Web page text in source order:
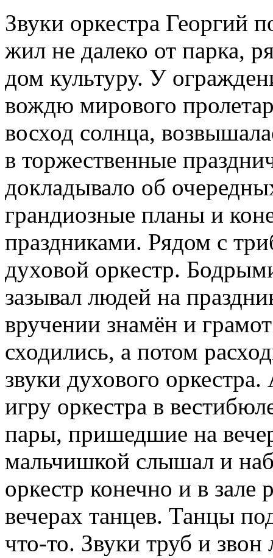
Звуки оркестра Георгий
жил не далеко от парка,
дом культуру. У
вождю мирового
восход солнца,
в торжественные
докладывало об
грандиозные планы и
праздниками. Рядом с
духовой оркестр.
зазывал людей на
вручении знамён и
сходились, а потом
звуки духового
игру оркестра в
пары, пришедшие на
мальчишкой слышал и
оркестр конечно и в зале
вечерах танцев. Танцы
что-то. Звуки труб и